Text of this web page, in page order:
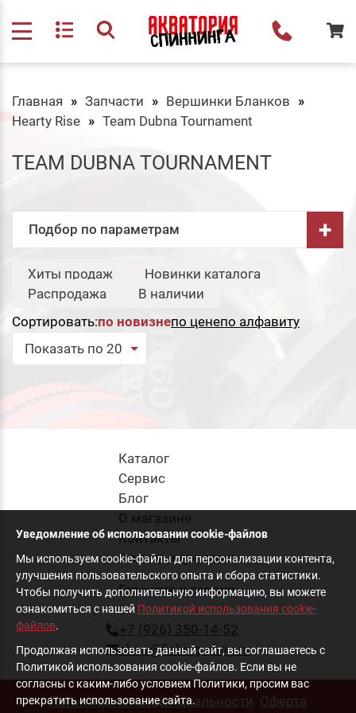
Главная Запчасти
Вершинки Бланков
Hearty Rise
Team Dubna Tournament
TEAM DUBNA TOURNAMENT
Подбор по параметрам +
Бренд:
Свернуть
Hearty Rise
Сбросить
Хиты продаж
Новинки каталога
Распродажа
В наличии
Сортировать:по новизнепо ценепо алфавиту
Показать по 20
Каталог
Cервис
Блог
О магазине
Контакты
Оплата и доставка
Гарантия и сервис
+7 (926) 350-14-52
shop@fishing-shop.ru
Политика конфиденциальности Оферта
Уведомление об использовании cookie-файлов
Мы используем cookie-файлы для персонализации контента,
улучшения пользовательского опыта и сбора статистики.
Чтобы получить дополнительную информацию, вы можете
ознакомиться с нашей Политикой использования cookie-
файлов.
Продолжая использовать данный сайт, вы соглашаетесь с
Политикой использования cookie-файлов. Если вы не
согласны с каким-либо условием Политики, просим вас
прекратить использование сайта.